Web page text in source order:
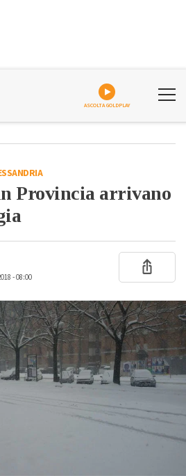
ASCOLTA GOLDPLAY
Provincia arrivano
- 08:00